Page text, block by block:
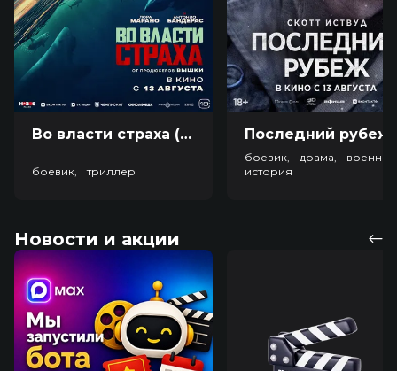
Во власти страха (18+)
боевик, триллер
боевик, драма,
история
Новости и акции